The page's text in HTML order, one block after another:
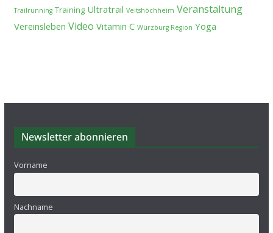
Trailrunning Training Ultratrail Veitshöchheim Veranstaltung
Vereinsleben Video Vitamin C Würzburg Region Yoga
Newsletter abonnieren
Vorname
Nachname